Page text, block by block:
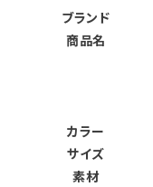
ブランド
商品名
カラー
サイズ
素材